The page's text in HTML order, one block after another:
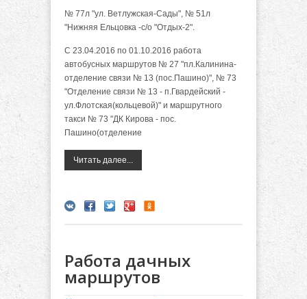
№ 77л "ул. Ветлужская-Сады", № 51л
"Нижняя Ельцовка -с/о "Отдых-2".
С 23.04.2016 по 01.10.2016 работа
автобусных маршрутов № 27 "пл.Калинина-
отделение связи № 13 (пос.Пашино)", № 73
"Отделение связи № 13 - п.Гвардейский -
ул.Флотская(кольцевой)" и маршрутного
такси № 73 "ДК Кирова - пос.
Пашино(отделение
Читать далее...
Работа дачных
маршрутов